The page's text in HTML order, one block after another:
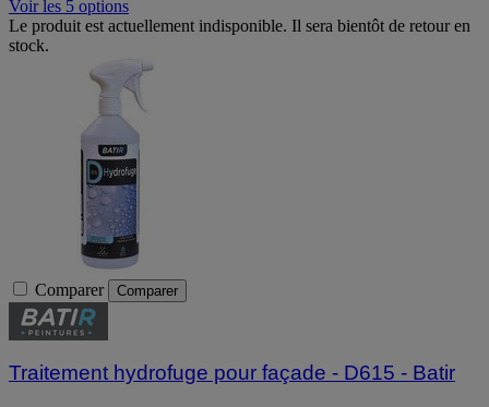
Voir les 5 options
Le produit est actuellement indisponible. Il sera bientôt de retour en
stock.
Comparer Comparer
Traitement hydrofuge pour façade - D615 - Batir